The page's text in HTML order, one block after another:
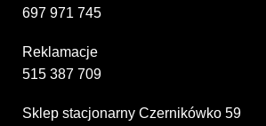
697 971 745
Reklamacje
515 387 709
Sklep stacjonarny Czernikówko 59